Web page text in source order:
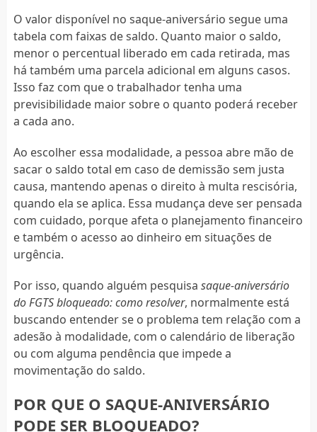
O valor disponível no saque-aniversário segue uma
tabela com faixas de saldo. Quanto maior o saldo,
menor o percentual liberado em cada retirada, mas
há também uma parcela adicional em alguns casos.
Isso faz com que o trabalhador tenha uma
previsibilidade maior sobre o quanto poderá receber
a cada ano.
Ao escolher essa modalidade, a pessoa abre mão de
sacar o saldo total em caso de demissão sem justa
causa, mantendo apenas o direito à multa rescisória,
quando ela se aplica. Essa mudança deve ser pensada
com cuidado, porque afeta o planejamento financeiro
e também o acesso ao dinheiro em situações de
urgência.
Por isso, quando alguém pesquisa saque-aniversário
do FGTS bloqueado: como resolver, normalmente está
buscando entender se o problema tem relação com a
adesão à modalidade, com o calendário de liberação
ou com alguma pendência que impede a
movimentação do saldo.
POR QUE O SAQUE-ANIVERSÁRIO
PODE SER BLOQUEADO?